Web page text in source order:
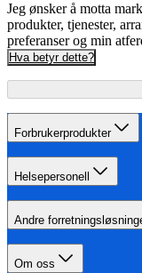
Jeg ønsker å motta
produkter, tjenester,
preferanser og min
Hva betyr dette?
Forbrukerprodukter
Helsepersonell
Andre
Om oss